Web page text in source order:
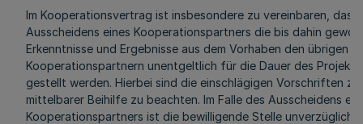
Im Kooperationsvertrag ist insbesondere zu vereinbaren, dass
Ausscheidens eines Kooperationspartners die bis dahin
Erkenntnisse und Ergebnisse aus dem Vorhaben den übrigen
Kooperationspartnern unentgeltlich für die Dauer des
gestellt werden. Hierbei sind die einschlägigen Vorschriften
mittelbarer Beihilfe zu beachten. Im Falle des Ausscheidens
Kooperationspartners ist die bewilligende Stelle unverzüglich